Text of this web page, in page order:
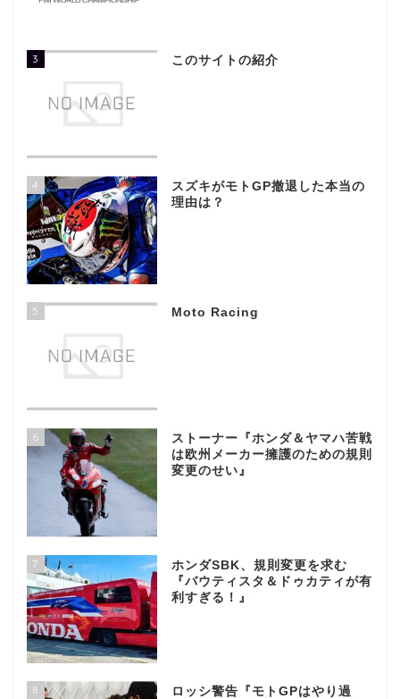
3 このサイトの紹介
4
スズキがモトGP撤退した本当の
理由は？
5 Moto Racing
6
ストーナー『ホンダ＆ヤマハ苦戦
は欧州メーカー擁護のための規則
変更のせい』
7
ホンダSBK、規則変更を求む
『バウティスタ＆ドゥカティが有
利すぎる！』
8
ロッシ警告『モトGPはやり過